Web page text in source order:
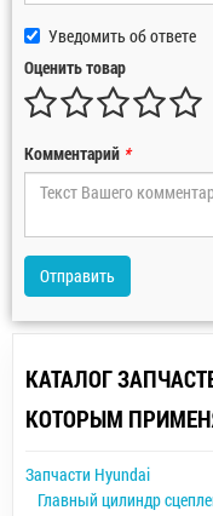
Уведомить об ответе
Оценить товар
Комментарий *
Отправить
КАТАЛОГ
КОТОРЫМ
Запчасти Hyundai
Главный цилиндр